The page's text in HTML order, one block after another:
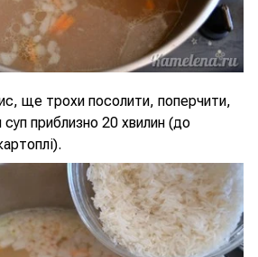
ще трохи посолити, поперчити,
приблизно 20 хвилин (до